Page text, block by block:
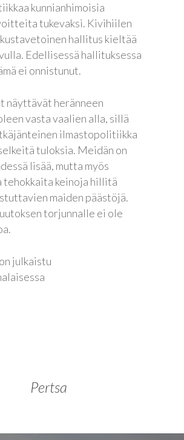
kunnianhimoisia
tukevaksi. Kivihiilen
hallitus kieltää
Edellisessä hallituksessa
ei onnistunut.
näyttävät heränneen
vasta vaalien alla, sillä
ilmastopolitiikka
tuloksia. Meidän on
lisää, mutta myös
tehokkaita keinoja hillitä
maiden päästöjä.
torjunnalle ei ole
julkaistu
Pertsa